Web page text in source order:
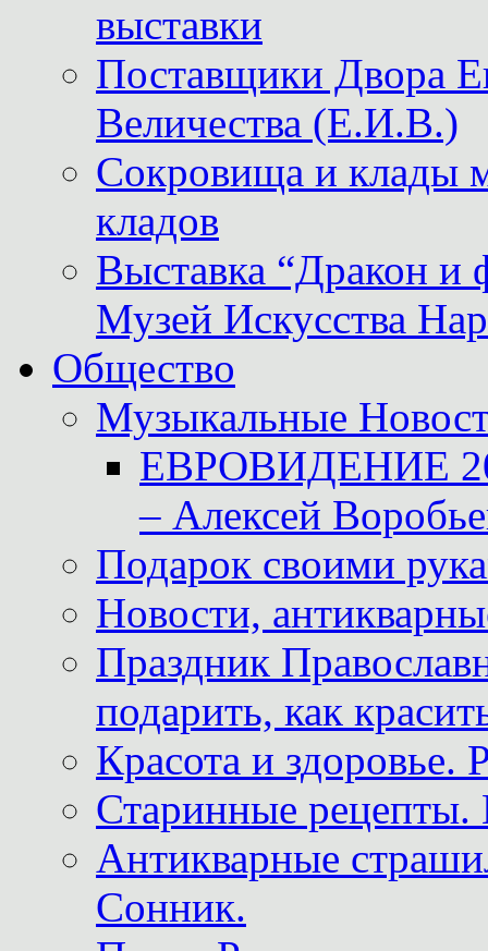
выставки
Поставщики
Величества (Е.И.В.)
Сокровища и клады
кладов
Выставка “Дракон и
Музей Искусства
Общество
Музыкальные
ЕВРОВИДЕНИЕ
– Алексей
Подарок своими
Новости,
Праздник
подарить, как
Красота и здоровье.
Старинные рецепты.
Антикварные
Сонник.